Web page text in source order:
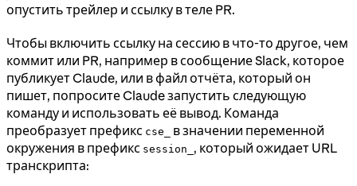
опустить трейлер и ссылку в теле PR.
Чтобы включить ссылку на сессию в что-то другое, чем
коммит или PR, например в сообщение Slack, которое
публикует Claude, или в файл отчёта, который он
пишет, попросите Claude запустить следующую
команду и использовать её вывод. Команда
преобразует префикс cse_
в значении переменной
окружения в префикс session_ , который ожидает URL
транскрипта: